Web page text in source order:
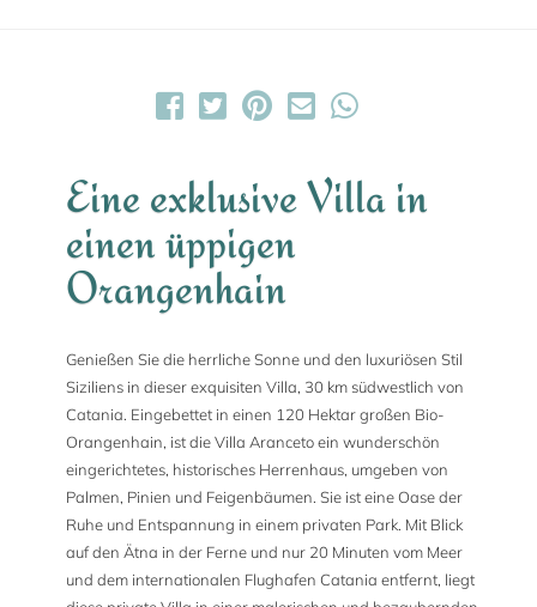
Eine exklusive Villa in
einen üppigen
Orangenhain
Genießen Sie die herrliche Sonne und den luxuriösen Stil
Siziliens in dieser exquisiten Villa, 30 km südwestlich von
Catania. Eingebettet in einen 120 Hektar großen Bio-
Orangenhain, ist die Villa Aranceto ein wunderschön
eingerichtetes, historisches Herrenhaus, umgeben von
Palmen, Pinien und Feigenbäumen. Sie ist eine Oase der
Ruhe und Entspannung in einem privaten Park. Mit Blick
auf den Ätna in der Ferne und nur 20 Minuten vom Meer
und dem internationalen Flughafen Catania entfernt, liegt